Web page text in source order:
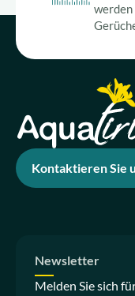
werden
Kontaktieren Sie
Newsletter
Melden Sie sich